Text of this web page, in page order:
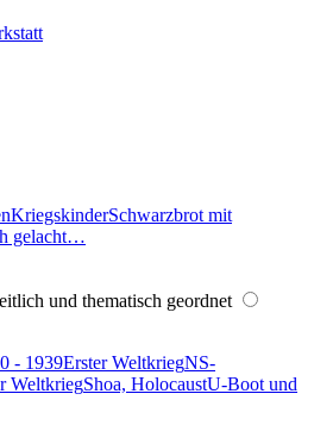
KriegskinderSchwarzbrot mit
gelacht…
und thematisch geordnet
- 1939Erster WeltkriegNS-
WeltkriegShoa, HolocaustU-Boot und